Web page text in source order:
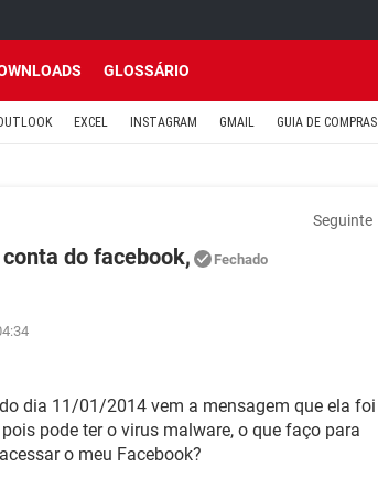
GLOSSÁRIO
EXCEL INSTAGRAM GMAIL GUIA DE COMPRAS
Seguinte
do facebook, Fechado
dia 11/01/2014 vem a mensagem que ela foi
pode ter o virus malware, o que faço para
o meu Facebook?